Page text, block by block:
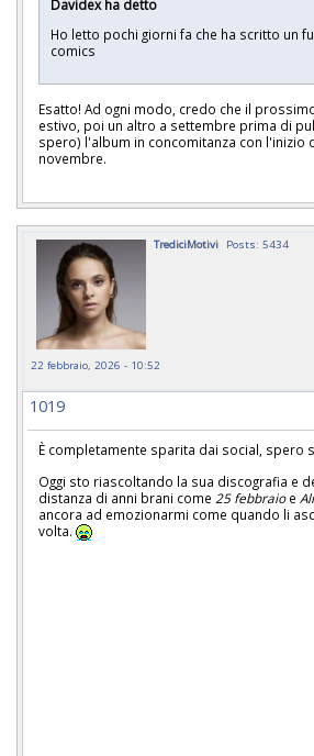
Davidex ha detto
Ho letto pochi giorni fa che ha scritto un
comics
Esatto! Ad ogni modo, credo che il
estivo, poi un altro a settembre prima di
spero) l'album in concomitanza con l'inizio
novembre.
TrediciMotivi Posts: 5434
22 febbraio, 2026 - 10:52
1019
È completamente sparita dai social, spero
Oggi sto riascoltando la sua discografia e
distanza di anni brani come 25 febbraioe
ancora ad emozionarmi come quando li
volta.